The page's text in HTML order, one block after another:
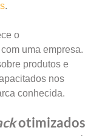
.
o
uma empresa.
produtos e
nos
conhecida.
otimizados